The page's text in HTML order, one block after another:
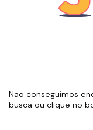
Não conseguimos
busca ou clique no